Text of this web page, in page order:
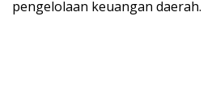
pengelolaan keuangan daerah.